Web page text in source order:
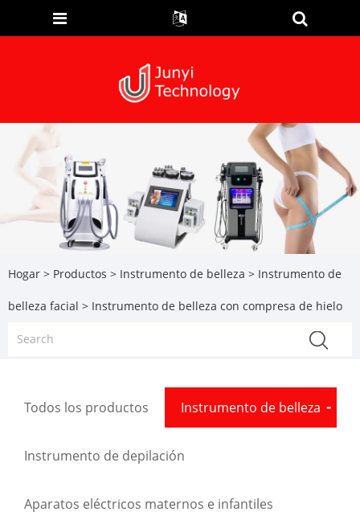
Hogar > Productos > Instrumento de belleza > Instrumento de
belleza facial > Instrumento de belleza con compresa de hielo
Todos los productos Instrumento de belleza
Instrumento de depilación
Aparatos eléctricos maternos e infantiles